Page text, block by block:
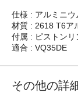
仕様 : アルミニウ
材質 : 2618 T6ア
付属 : ピストン
適合 : VQ35DE
その他の詳